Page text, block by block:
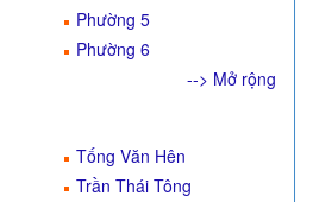
Phường 5
Phường 6
--> Mở rộng
Tống Văn Hên
Trần Thái Tông